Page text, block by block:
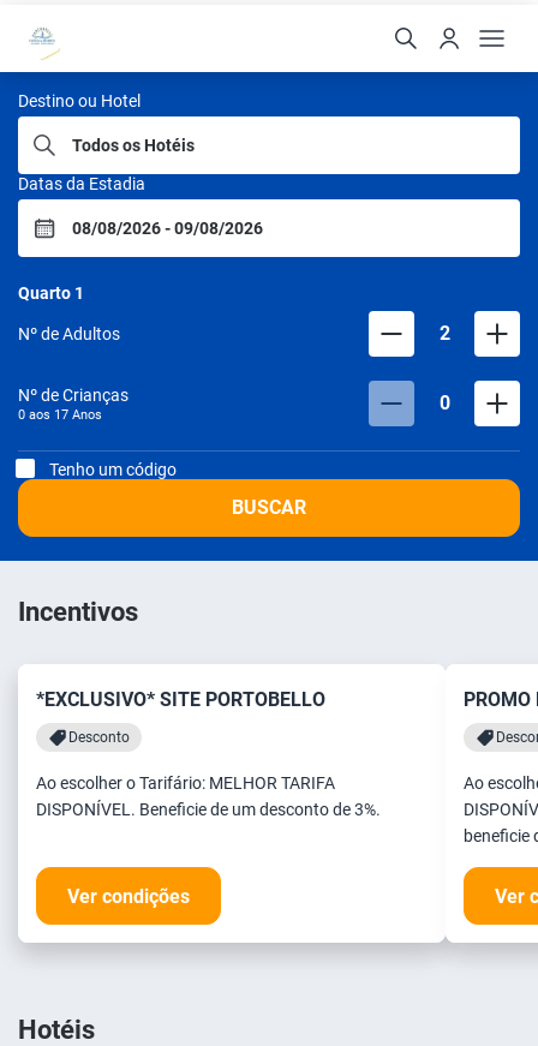
Portobello Hotéis
Destino ou Hotel
Datas da Estadia
Quarto 1
Nº de Adultos 2
Nº de Crianças
0 aos 17 Anos 0
Tenho um código
BUSCAR
Incentivos
*EXCLUSIVO* SITE PORTOBELLO
Desconto
Ao escolher o Tarifário: MELHOR TARIFA
DISPONÍVEL. Beneficie de um desconto de 3%.
Ver condições
PROMO
Ao
beneficie
Ver
Hotéis